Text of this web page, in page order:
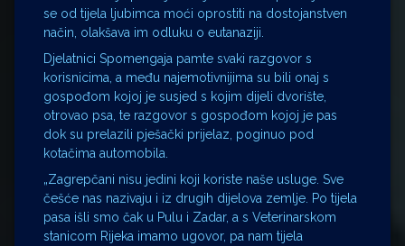
se od tijela ljubimca moći oprostiti na dostojanstven
način, olakšava im odluku o eutanaziji.
Djelatnici Spomengaja pamte svaki razgovor s
korisnicima, a među najemotivnijima su bili onaj s
gospođom kojoj je susjed s kojim dijeli dvorište,
otrovao psa, te razgovor s gospođom kojoj je pas
dok su prelazili pješački prijelaz, poginuo pod
kotačima automobila.
„Zagrepčani nisu jedini koji koriste naše usluge. Sve
češće nas nazivaju i iz drugih dijelova zemlje. Po tijela
pasa išli smo čak u Pulu i Zadar, a s Veterinarskom
stanicom Rijeka imamo ugovor, pa nam tijela